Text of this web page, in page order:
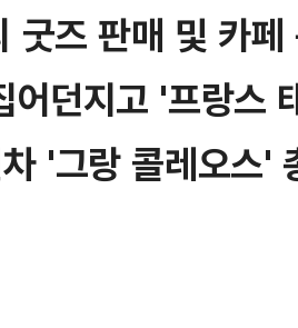
굿즈 판매 및 카
어던지고 '프랑스
'그랑 콜레오스'